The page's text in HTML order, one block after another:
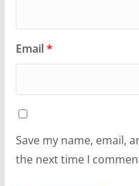
Email*
Save my name, email,
the next time I